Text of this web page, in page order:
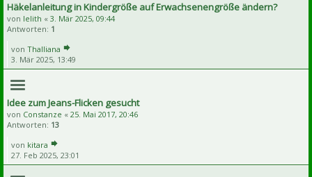
Häkelanleitung in Kindergröße auf Erwachsenengröße ändern?
von lelith « 3. Mär 2025, 09:44
Antworten: 1
von Thalliana
3. Mär 2025, 13:49
Idee zum Jeans-Flicken gesucht
von Constanze « 25. Mai 2017, 20:46
Antworten: 13
von kitara
27. Feb 2025, 23:01